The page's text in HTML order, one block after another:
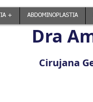
+ ABDOMINOPLASTIA
Dra
Cirujana